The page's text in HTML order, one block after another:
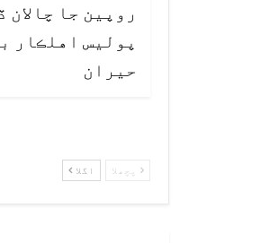
روپين جا چالان
پوليس اهلڪار
حيران
پچھلا اگلا